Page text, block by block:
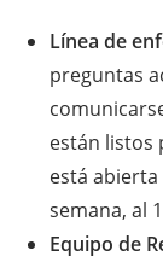
Línea de
preguntas
están listos
está abierta
semana, al
Equipo de